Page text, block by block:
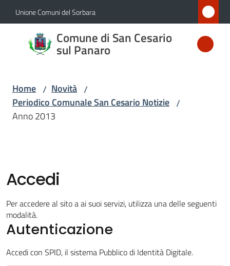
Vai al contenuto
Vai alla navigazione
Vai al footer
Unione Comuni del Sorbara
Comune di San Cesario
sul Panaro
Comune
di San
Panaro
Novità
Menu selezionato
Servizi
Vivere
Cesario
Home / Novità /
Periodico Comunale San Cesario Notizie /
Anno 2013
Accedi
Per accedere al sito a ai suoi servizi, utilizza una delle seguenti
modalità.
Autenticazione
Accedi con SPID, il sistema Pubblico di Identità Digitale.